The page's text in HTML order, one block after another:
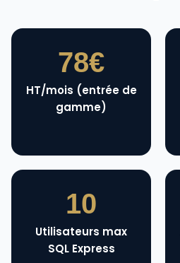
78€
HT/mois (entrée de
gamme)
10
Utilisateurs max
SQL Express